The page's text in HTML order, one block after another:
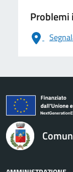
Problemi
logo Unione Europea